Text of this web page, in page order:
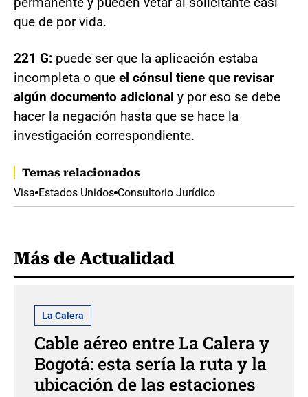
que de por vida.
221 G: puede ser que la aplicación estaba
incompleta o que el cónsul tiene que revisar
algún documento adicional y por eso se debe
hacer la negación hasta que se hace la
investigación correspondiente.
Temas relacionados
Visa Estados Unidos Consultorio Jurídico
Más de Actualidad
La Calera
Cable aéreo entre La Calera y
Bogotá: esta sería la ruta y la
ubicación de las estaciones